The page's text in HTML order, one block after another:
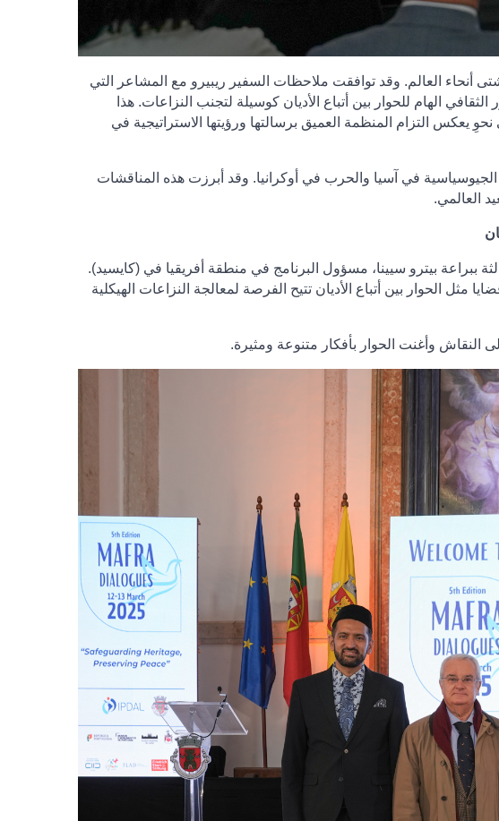
أنحاء العالم. وقد توافقت ملاحظات السفير ريبيرو مع المشاعر التي
الهام للحوار بين أتباع الأديان كوسيلة لتجنب النزاعات. هذا
يعكس التزام المنظمة العميق برسالتها ورؤيتها الاستراتيجية في
في آسيا والحرب في أوكرانيا. وقد أبرزت هذه المناقشات
العالمي.
الثالثة ببراعة بيترو سيينا، مسؤول البرنامج في منطقة أفريقيا في (كايسيد).
الحوار بين أتباع الأديان تتيح الفرصة لمعالجة النزاعات الهيكلية
وأغنت الحوار بأفكار متنوعة ومثيرة.